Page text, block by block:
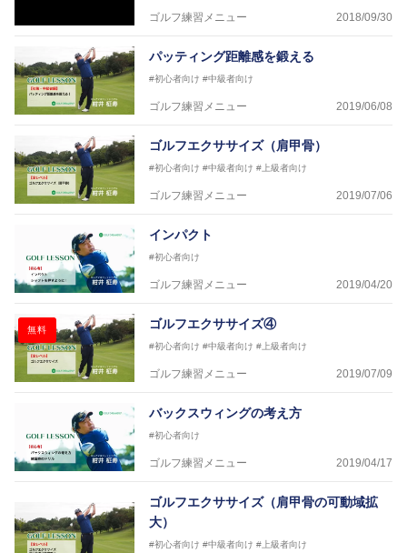
ゴルフ練習メニュー 2018/09/30
パッティング距離感を鍛える
#初心者向け #中級者向け
ゴルフ練習メニュー 2019/06/08
ゴルフエクササイズ（肩甲骨）
#初心者向け #中級者向け #上級者向け
ゴルフ練習メニュー 2019/07/06
インパクト
#初心者向け
ゴルフ練習メニュー 2019/04/20
無料 ゴルフエクササイズ④
#初心者向け #中級者向け #上級者向け
ゴルフ練習メニュー 2019/07/09
バックスウィングの考え方
#初心者向け
ゴルフ練習メニュー 2019/04/17
ゴルフエクササイズ（肩甲骨の可動域拡
大）
#初心者向け #中級者向け #上級者向け